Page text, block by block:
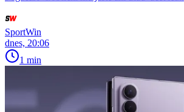
SportWin
dnes, 20:06
1 min